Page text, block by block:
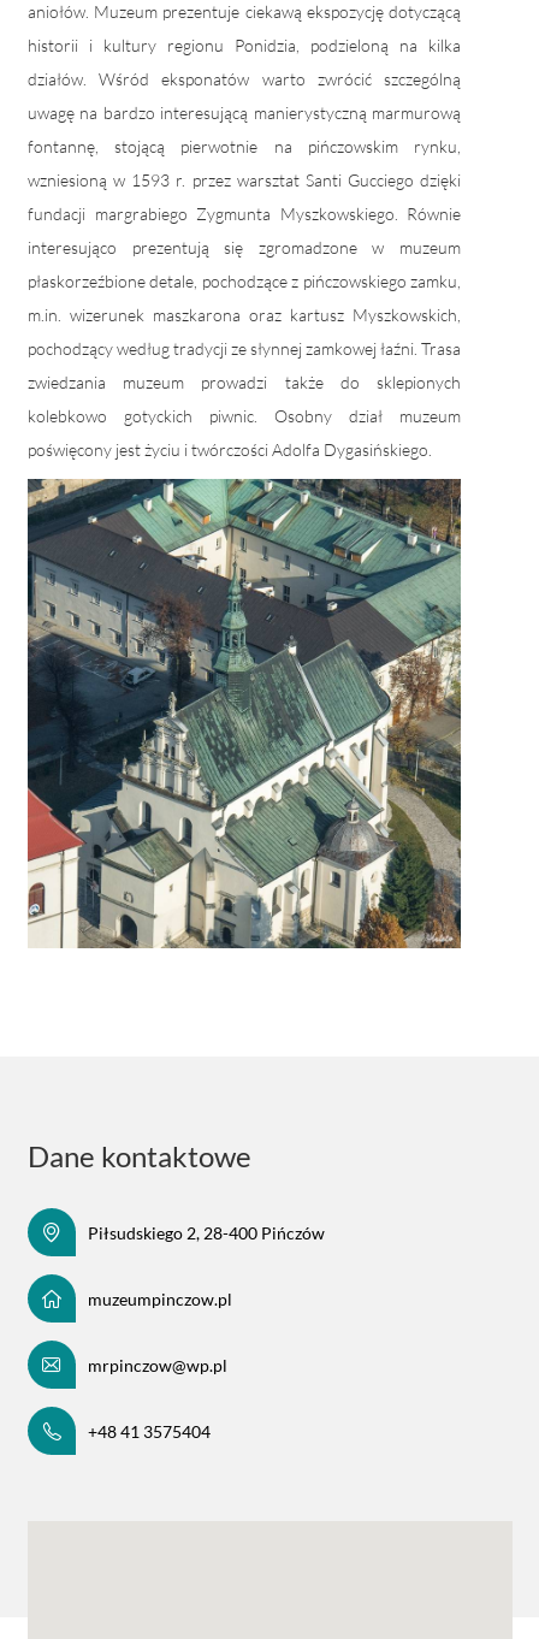
aniołów. Muzeum prezentuje ciekawą ekspozycję dotyczącą
historii i kultury regionu Ponidzia, podzieloną na kilka
działów. Wśród eksponatów warto zwrócić szczególną
uwagę na bardzo interesującą manierystyczną marmurową
fontannę, stojącą pierwotnie na pińczowskim rynku,
wzniesioną w 1593 r. przez warsztat Santi Gucciego dzięki
fundacji margrabiego Zygmunta Myszkowskiego. Równie
interesująco prezentują się zgromadzone w muzeum
płaskorzeźbione detale, pochodzące z pińczowskiego zamku,
m.in. wizerunek maszkarona oraz kartusz Myszkowskich,
pochodzący według tradycji ze słynnej zamkowej łaźni. Trasa
zwiedzania muzeum prowadzi także do sklepionych
kolebkowo gotyckich piwnic. Osobny dział muzeum
poświęcony jest życiu i twórczości Adolfa Dygasińskiego.
Dane kontaktowe
Piłsudskiego 2, 28-400 Pińczów
muzeumpinczow.pl
mrpinczow@wp.pl
+48 41 3575404